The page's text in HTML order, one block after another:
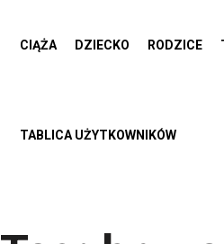
CIĄŻA DZIECKO RODZICE
TABLICA UŻYTKOWNIKÓW